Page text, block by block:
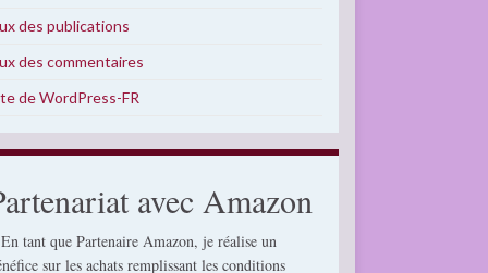
des publications
des commentaires
de WordPress-FR
avec Amazon
tant que Partenaire Amazon, je réalise un
sur les achats remplissant les conditions